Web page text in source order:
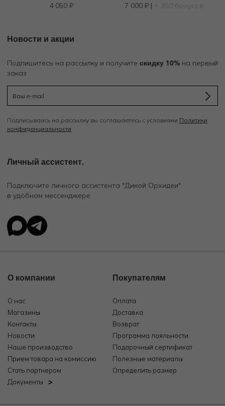
4 050 ₽ 7 000 ₽| + 350 бонусов
Новости и акции
Подпишитесь на рассылку и получите скидку 10% на первый
заказ
Подписываясь на рассылку вы соглашаетесь с условиями Политики
конфиденциальности
Личный ассистент.
Подключите личного ассистента "Дикой Орхидеи"
в удобном мессенджере
О компании
О нас
Магазины
Контакты
Новости
Наше производство
Прием товара на комиссию
Стать партнером
Документы
Покупателям
Оплата
Доставка
Возврат
Программа лояльности
Подарочный сертификат
Полезные материалы
Определить размер